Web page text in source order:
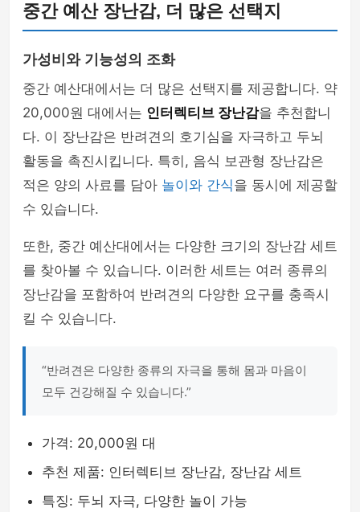
중간 예산 장난감, 더 많은 선택지
가성비와 기능성의 조화
중간 예산대에서는 더 많은 선택지를 제공합니다. 약
20,000원 대에서는 인터렉티브 장난감을 추천합니
다. 이 장난감은 반려견의 호기심을 자극하고 두뇌
활동을 촉진시킵니다. 특히, 음식 보관형 장난감은
적은 양의 사료를 담아 놀이와 간식을 동시에 제공할
수 있습니다.
또한, 중간 예산대에서는 다양한 크기의 장난감 세트
를 찾아볼 수 있습니다. 이러한 세트는 여러 종류의
장난감을 포함하여 반려견의 다양한 요구를 충족시
킬 수 있습니다.
“반려견은 다양한 종류의 자극을 통해 몸과 마음이
모두 건강해질 수 있습니다.”
가격: 20,000원 대
추천 제품: 인터렉티브 장난감, 장난감 세트
특징: 두뇌 자극, 다양한 놀이 가능